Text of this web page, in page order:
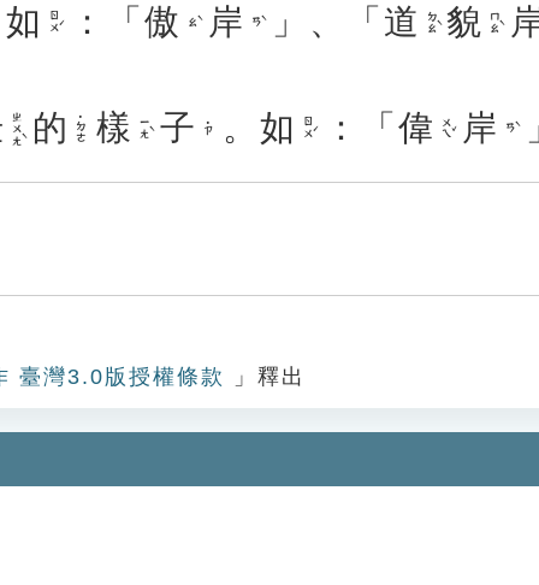
如 ㄖㄨˊ ：「 傲 ㄠˋ 岸 ㄢˋ 」、「 道 ㄉㄠˋ 貌 ㄇㄠˋ
ㄓㄨㄤˋ 的 ˙ㄉㄜ 樣 ㄧㄤˋ 子 ˙ㄗ 。如 ㄖㄨˊ ：「偉 ㄨㄟˇ 岸 ㄢˋ
臺灣3.0版授權條款 」釋出